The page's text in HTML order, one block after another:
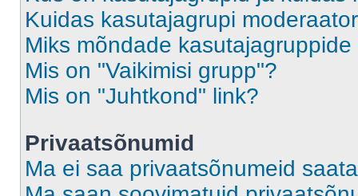
Kuidas kasutajagrupi
Miks mõndade
Mis on "Vaikimisi grupp"?
Mis on "Juhtkond" link?
Privaatsõnumid
Ma ei saa privaatsõnumeid